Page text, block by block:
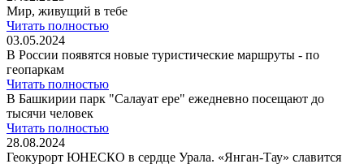
Мир, живущий в тебе
Читать полностью
03.05.2024
В России появятся новые туристические маршруты - по
геопаркам
Читать полностью
В Башкирии парк "Салауат ере" ежедневно посещают до
тысячи человек
Читать полностью
28.08.2024
Геокурорт ЮНЕСКО в сердце Урала. «Янган-Тау» славится